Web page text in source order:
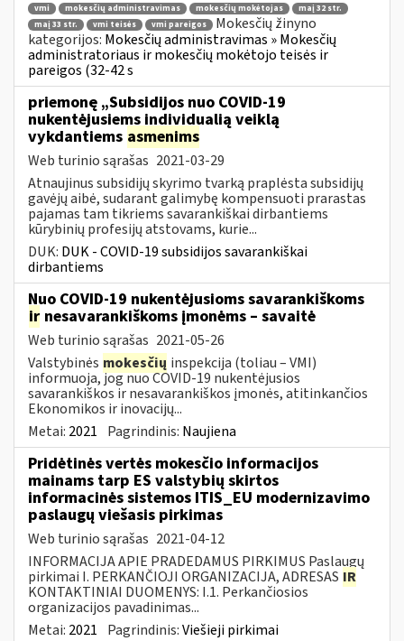
vmi mokesčių administravimas mokesčių mokėtojas
maį 32 str.
maį 33 str.
vmi teisės vmi pareigos
Mokesčių žinyno
kategorijos: Mokesčių administravimas » Mokesčių
administratoriaus ir mokesčių mokėtojo teisės ir
pareigos (32-42 s
priemonę „Subsidijos nuo COVID-19
nukentėjusiems individualią veiklą
vykdantiems asmenims
Web turinio sąrašas 2021-03-29
Atnaujinus subsidijų skyrimo tvarką praplėsta subsidijų
gavėjų aibė, sudarant galimybę kompensuoti prarastas
pajamas tam tikriems savarankiškai dirbantiems
kūrybinių profesijų atstovams, kurie...
DUK: DUK - COVID-19 subsidijos savarankiškai
dirbantiems
Nuo COVID-19 nukentėjusioms savarankiškoms
ir nesavarankiškoms įmonėms – savaitė
Web turinio sąrašas 2021-05-26
Valstybinės mokesčių inspekcija (toliau – VMI)
informuoja, jog nuo COVID-19 nukentėjusios
savarankiškos ir nesavarankiškos įmonės, atitinkančios
Ekonomikos ir inovacijų...
Metai: 2021 Pagrindinis: Naujiena
Pridėtinės vertės mokesčio informacijos
mainams tarp ES valstybių skirtos
informacinės sistemos ITIS_EU modernizavimo
paslaugų viešasis pirkimas
Web turinio sąrašas 2021-04-12
INFORMACIJA APIE PRADEDAMUS PIRKIMUS Paslaugų
pirkimai I. PERKANČIOJI ORGANIZACIJA, ADRESAS IR
KONTAKTINIAI DUOMENYS: I.1. Perkančiosios
organizacijos pavadinimas...
Metai: 2021 Pagrindinis:Viešieji pirkimai